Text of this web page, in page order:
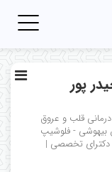
پور
قلب و عروق
- فلوشیپ
تخصصی |